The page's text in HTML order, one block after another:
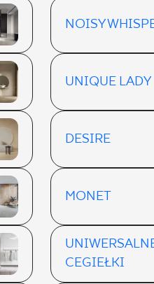
NOISY
UNIQUE LADY
DESIRE
MONET
CEGIEŁKI